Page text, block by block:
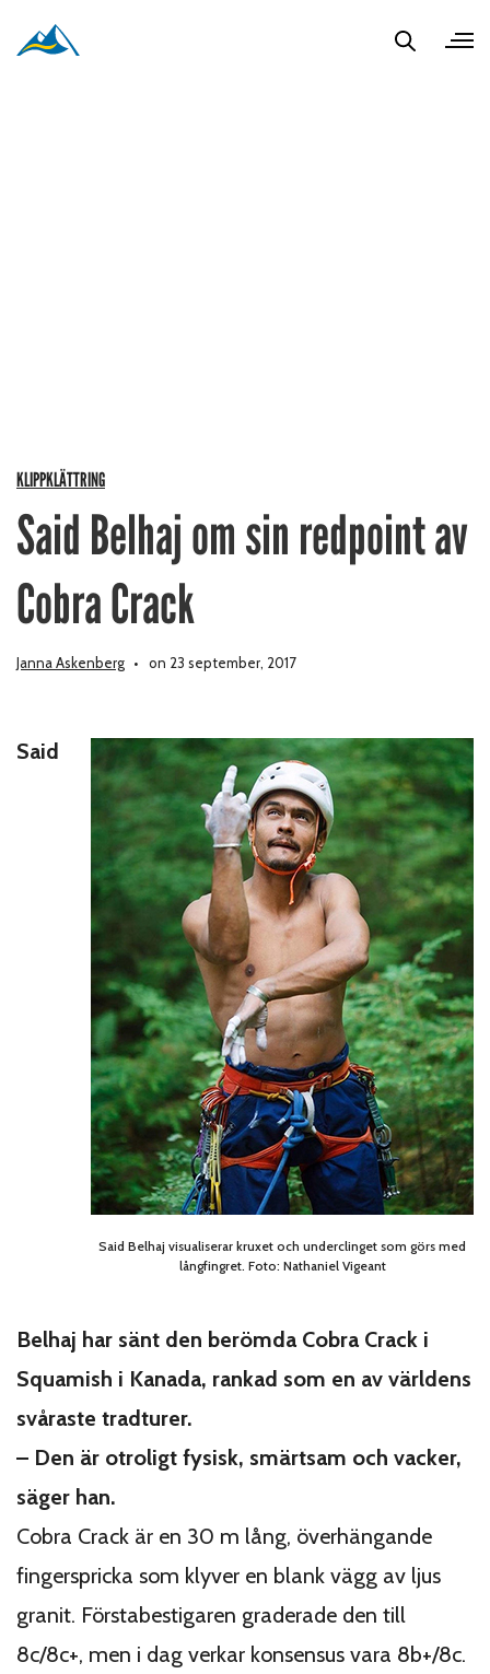
KLIPPKLÄTTRING
Said Belhaj om sin redpoint av
Cobra Crack
Janna Askenberg on 23 september, 2017
Said Belhaj visualiserar kruxet och underclinget som görs med
långfingret. Foto: Nathaniel Vigeant
Said
Belhaj har sänt den berömda Cobra Crack i
Squamish i Kanada, rankad som en av världens
svåraste tradturer.
– Den är otroligt fysisk, smärtsam och vacker,
säger han.
Cobra Crack är en 30 m lång, överhängande
fingerspricka som klyver en blank vägg av ljus
granit. Förstabestigaren graderade den till
8c/8c+, men i dag verkar konsensus vara 8b+/8c.